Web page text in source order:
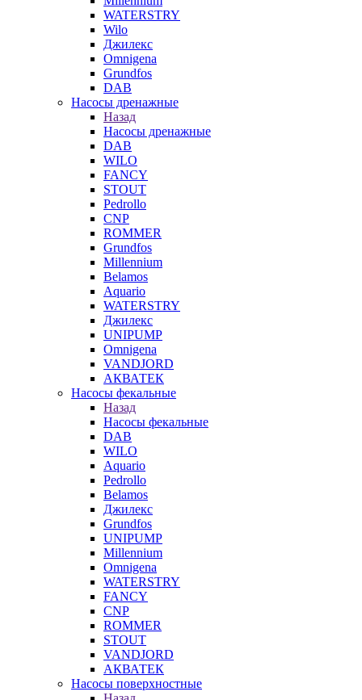
WATERSTRY
Wilo
Джилекс
Omnigena
Grundfos
DAB
Насосы дренажные
Назад
Насосы дренажные
DAB
WILO
FANCY
STOUT
Pedrollo
CNP
ROMMER
Grundfos
Millennium
Belamos
Aquario
WATERSTRY
Джилекс
UNIPUMP
Omnigena
VANDJORD
АКВАТЕК
Насосы фекальные
Назад
Насосы фекальные
DAB
WILO
Aquario
Pedrollo
Belamos
Джилекс
Grundfos
UNIPUMP
Millennium
Omnigena
WATERSTRY
FANCY
CNP
ROMMER
STOUT
VANDJORD
АКВАТЕК
Насосы поверхностные